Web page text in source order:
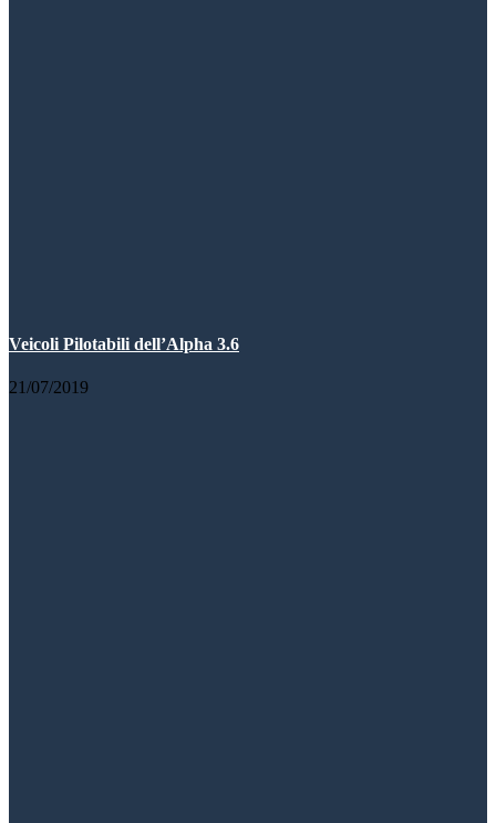
Veicoli Pilotabili dell’Alpha 3.6
21/07/2019